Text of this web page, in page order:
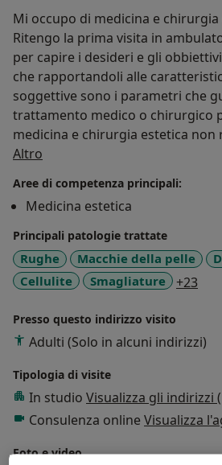
Mi occupo di medicina e chirurgia
Ritengo la prima visita in
per capire i desideri e gli
che rapportandoli alle
soggettive sono i parametri che
trattamento medico o chirurgico
medicina e chirurgia estetica non
bellezza standardizzati, ma solo
risultati naturali, equilibrati e
Altro
Aree di competenza principali:
Medicina estetica
Principali patologie trattate
Rughe Macchie della pelle
Cellulite
Smagliature +23
Presso questo indirizzo visito
Adulti (Solo in alcuni indirizzi)
Tipologia di visite
In studio Visualizza gli indirizzi
Consulenza online Visualizza
Foto e video